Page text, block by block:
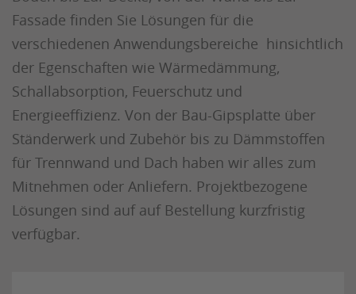
Fassade finden Sie Lösungen für die
verschiedenen Anwendungsbereiche hinsichtlich
der Egenschaften wie Wärmedämmung,
Schallabsorption, Feuerschutz und
Energieeffizienz. Von der Bau-Gipsplatte über
Ständerwerk und Zubehör bis zu Dämmstoffen
für Trennwand und Dach haben wir alles zum
Mitnehmen oder Anliefern. Projektbezogene
Lösungen sind auf auf Bestellung kurzfristig
verfügbar.